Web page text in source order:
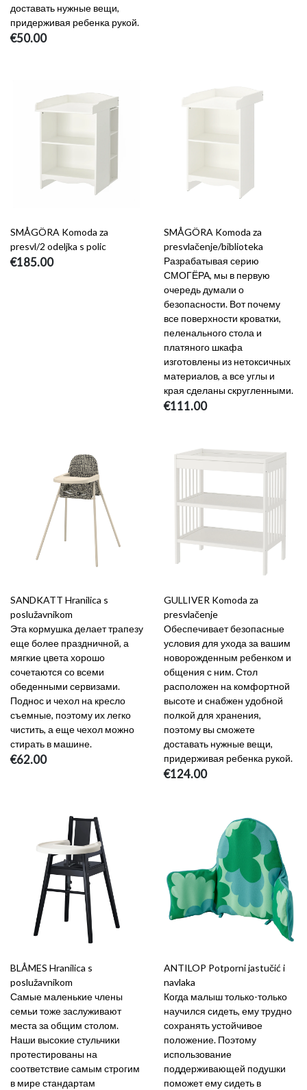
доставать нужные вещи,
придерживая ребенка рукой.
€50.00
SMÅGÖRA Komoda za
presvl/2 odeljka s polic
€185.00
SMÅGÖRA Komoda za
presvlačenje/biblioteka
Разрабатывая серию
СМОГЁРА, мы в первую
очередь думали о
безопасности. Вот почему
все поверхности кроватки,
пеленального стола и
платяного шкафа
изготовлены из нетоксичных
материалов, а все углы и
края сделаны скругленными.
€111.00
SANDKATT Hranilica s
poslužavnikom
Эта кормушка делает трапезу
еще более праздничной, а
мягкие цвета хорошо
сочетаются со всеми
обеденными сервизами.
Поднос и чехол на кресло
съемные, поэтому их легко
чистить, а еще чехол можно
стирать в машине.
€62.00
GULLIVER Komoda za
presvlačenje
Обеспечивает безопасные
условия для ухода за вашим
новорожденным ребенком и
общения с ним. Стол
расположен на комфортной
высоте и снабжен удобной
полкой для хранения,
поэтому вы сможете
доставать нужные вещи,
придерживая ребенка рукой.
€124.00
BLÅMES Hranilica s
poslužavnikom
Самые маленькие члены
семьи тоже заслуживают
места за общим столом.
Наши высокие стульчики
протестированы на
соответствие самым строгим
в мире стандартам
ANTILOP Potporni jastučić i
navlaka
Когда малыш только-только
научился сидеть, ему трудно
сохранять устойчивое
положение. Поэтому
использование
поддерживающей подушки
поможет ему сидеть в